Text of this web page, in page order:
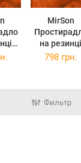
MirSon
на резинці
Premium
798 грн.
Фильтр